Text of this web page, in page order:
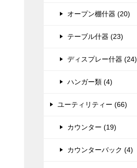
オープン棚什器 (20)
テーブル什器 (23)
ディスプレー什器 (24)
ハンガー類 (4)
ユーティリティー (66)
カウンター (19)
カウンターバック (4)